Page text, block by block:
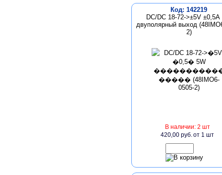
Код: 142219
DC/DC 18-72->±5V ±0,5А
двуполярный выход
2)
В наличии: 2 шт
420,00 руб.от 1 шт